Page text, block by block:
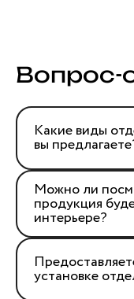
Вопрос-
Какие виды
вы
Можно ли
продукция
интерьере?
установке